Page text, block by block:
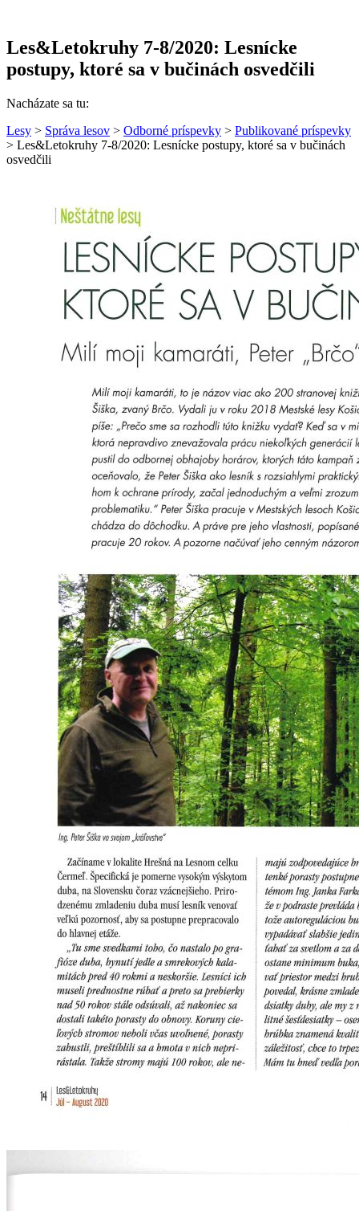
Les&Letokruhy 7-8/2020: Lesnícke
postupy, ktoré sa v bučinách osvedčili
Nacházate sa tu:
Lesy > Správa lesov > Odborné príspevky > Publikované príspevky
> Les&Letokruhy 7-8/2020: Lesnícke postupy, ktoré sa v bučinách
osvedčili